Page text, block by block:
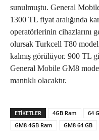
sunulmuştu. General
1300 TL fiyat aralığında
operatörlerinin cihazlarını
olursak Turkcell T80
kalmış görülüyor. 900 TL
General Mobile GM8
mantıklı olacaktır.
ETIKETLER 4GB Ram 64
GM8 4GB Ram
GM8 64 GB